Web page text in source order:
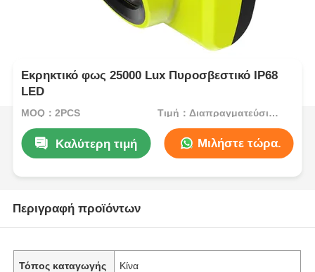
Εκρηκτικό φως 25000 Lux Πυροσβεστικό IP68
LED
MOQ：2PCS Τιμή：Διαπραγματεύσιμα
Καλύτερη τιμή Μιλήστε τώρα.
Περιγραφή προϊόντων
Τόπος καταγωγής Κίνα